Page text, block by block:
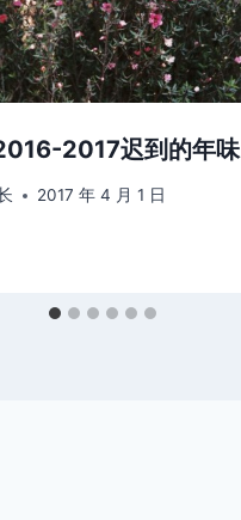
2017迟到的年味
2017 年 4 月 1 日